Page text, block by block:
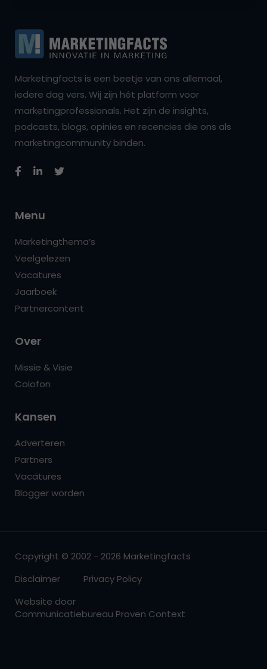
Marketingfacts is een beetje van ons allemaal,
iedere dag vers. Wij zijn hét platform voor
marketingprofessionals. Het zijn de insights,
podcasts, blogs, opinies en recencies die ons als
marketingcommunity binden.
Menu
Marketingthema’s
Veelgelezen
Vacatures
Jaarboek
Partnercontent
Over
Missie & Visie
Colofon
Kansen
Adverteren
Partners
Vacatures
Blogger worden
Copyright © 2002 - 2026 Marketingfacts
Disclaimer
Privacy Policy
Website door
Communicatiebureau Proven Context